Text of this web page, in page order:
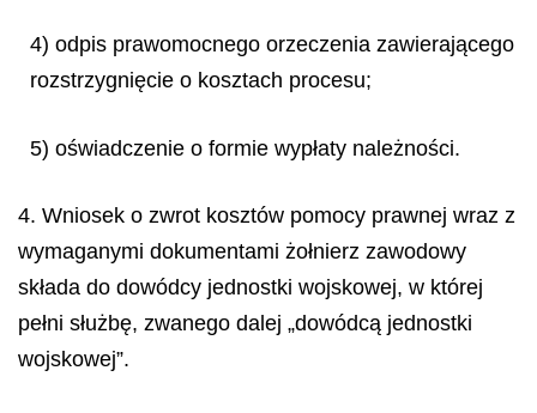
4) odpis prawomocnego orzeczenia zawierającego
rozstrzygnięcie o kosztach procesu;
5) oświadczenie o formie wypłaty należności.
4. Wniosek o zwrot kosztów pomocy prawnej wraz z
wymaganymi dokumentami żołnierz zawodowy
składa do dowódcy jednostki wojskowej, w której
pełni służbę, zwanego dalej „dowódcą jednostki
wojskowej”.